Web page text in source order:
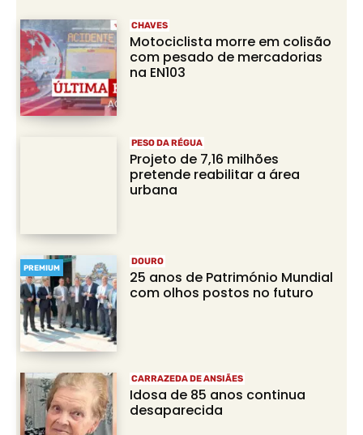
CHAVES
Motociclista morre em colisão
com pesado de mercadorias
na EN103
PESO DA RÉGUA
Projeto de 7,16 milhões
pretende reabilitar a área
urbana
PREMIUM
DOURO
25 anos de Património Mundial
com olhos postos no futuro
CARRAZEDA DE ANSIÃES
Idosa de 85 anos continua
desaparecida